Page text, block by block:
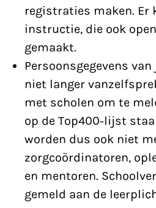
registraties maken. Er
instructie, die ook
gemaakt.
Persoonsgegevens
niet langer
met scholen om te
op de Top400-lijst
worden dus ook niet
zorgcoördinatoren,
en mentoren.
gemeld aan de